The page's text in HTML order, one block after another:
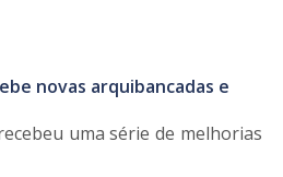
novas arquibancadas e
uma série de melhorias